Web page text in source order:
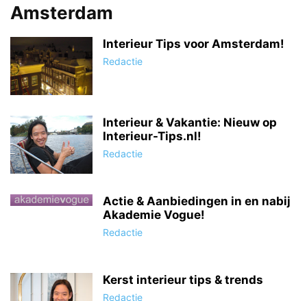
Amsterdam
Interieur Tips voor Amsterdam!
Redactie
Interieur & Vakantie: Nieuw op
Interieur-Tips.nl!
Redactie
Actie & Aanbiedingen in en nabij
Akademie Vogue!
Redactie
Kerst interieur tips & trends
Redactie